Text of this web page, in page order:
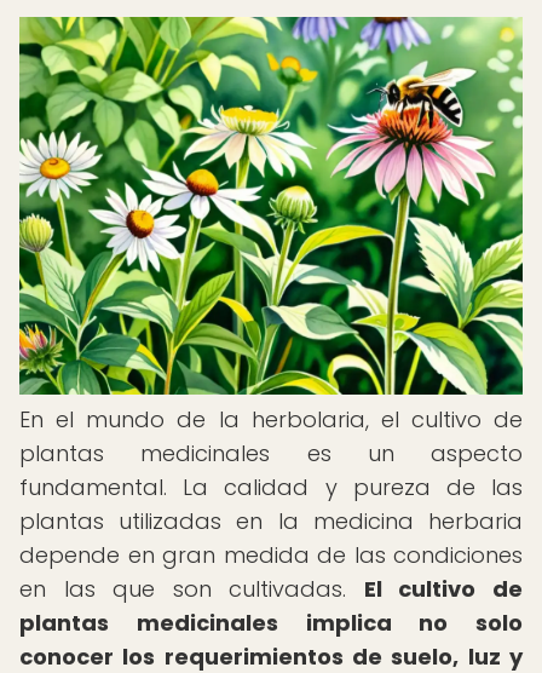
En el mundo de la herbolaria, el cultivo de
plantas medicinales es un aspecto
fundamental. La calidad y pureza de las
plantas utilizadas en la medicina herbaria
depende en gran medida de las condiciones
en las que son cultivadas. El cultivo de
plantas medicinales implica no solo
conocer los requerimientos de suelo, luz y